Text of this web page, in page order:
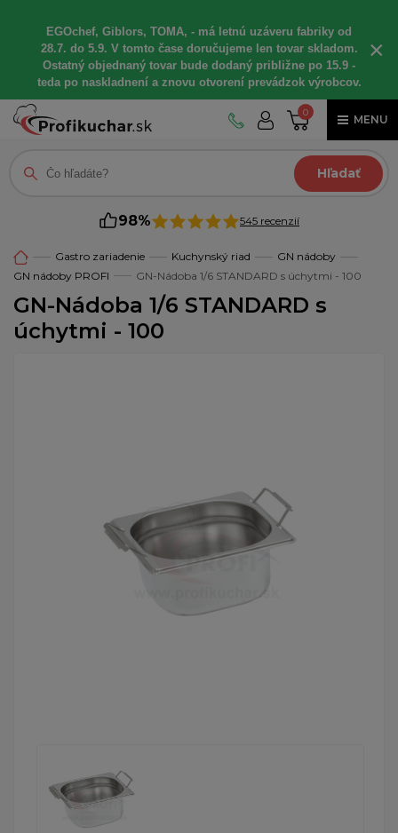
EGOchef, Giblors, TOMA, - má letnú uzáveru fabriky od
28.7. do 5.9. V tomto čase doručujeme len tovar skladom.
Ostatný objednaný tovar bude dodaný približne po 15.9 -
teda po naskladnení a znovu otvorení prevádzok výrobcov.
×
0
MENU
Hľadať
98% 545 recenzií
Gastro zariadenie Kuchynský riad
GN nádoby
GN nádoby PROFI
GN-Nádoba 1/6 STANDARD s úchytmi - 100
GN-Nádoba 1/6 STANDARD s
úchytmi - 100